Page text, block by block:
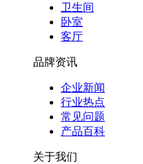
卫生间
卧室
客厅
品牌资讯
企业新闻
行业热点
常见问题
产品百科
关于我们